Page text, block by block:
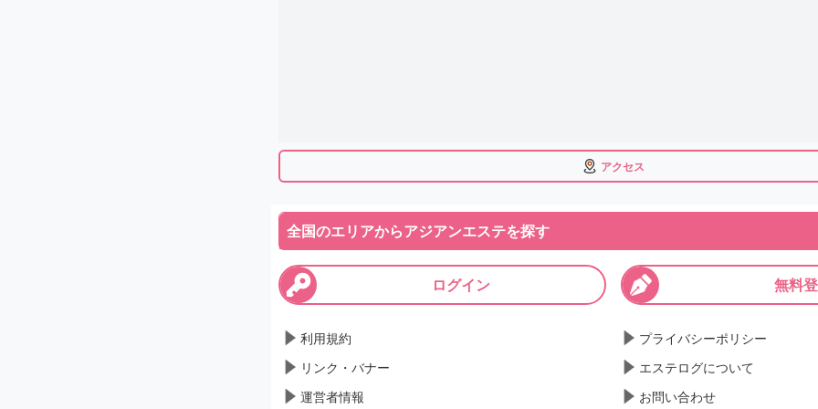
アクセス
全国のエリアからアジアンエステを探す
ログイン 無料
利用規約
プライバシーポリシー
リンク・バナー
エステログについて
運営者情報
お問い合わせ